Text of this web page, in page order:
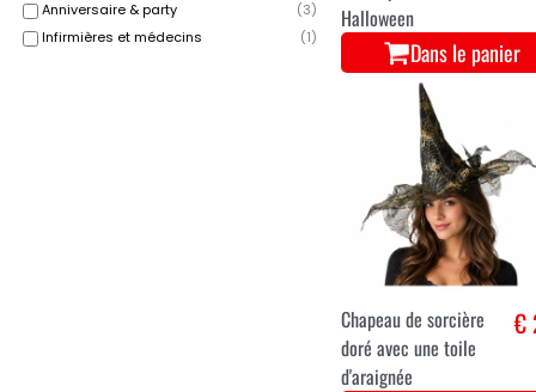
Anniversaire & party
(3)
Infirmières et médecins
(1)
Halloween
Dans le panier
Chapeau de sorcière
doré avec une toile
d'araignée
€